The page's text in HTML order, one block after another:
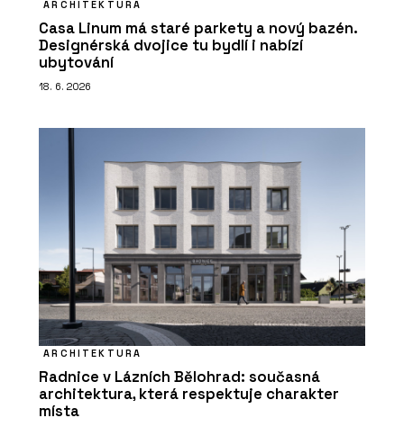
ARCHITEKTURA
Casa Linum má staré parkety a nový bazén.
Designérská dvojice tu bydlí i nabízí
ubytování
18. 6. 2026
ARCHITEKTURA
Radnice v Lázních Bělohrad: současná
architektura, která respektuje charakter
místa